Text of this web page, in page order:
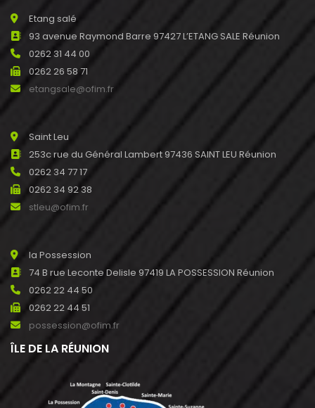
Etang salé
93 avenue Raymond Barre 97427 L’ETANG SALE Réunion
0262 31 44 00
0262 26 58 71
etangsale@ofim.fr
Saint Leu
253c rue du Général Lambert 97436 SAINT LEU Réunion
0262 34 77 17
0262 34 92 38
stleu@ofim.fr
la Possession
74 B rue Leconte Delisle 97419 LA POSSESSION Réunion
0262 22 44 50
0262 22 44 51
possession@ofim.fr
ÎLE DE LA RÉUNION